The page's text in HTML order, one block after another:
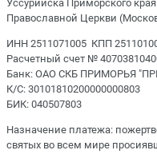
Уссурийска Приморского
Православной Церкви
ИНН 2511071005 КПП
Расчетный счет №
Банк: ОАО СКБ ПРИМОРЬЯ
К/С: 30101810200000000803
БИК: 040507803
Назначение платежа:
святых во всем мире